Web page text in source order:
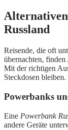
Russland
Reisende, die oft
übernachten,
Mit der richtigen
Steckdosen
Powerbanks
Eine Powerbank
andere Geräte